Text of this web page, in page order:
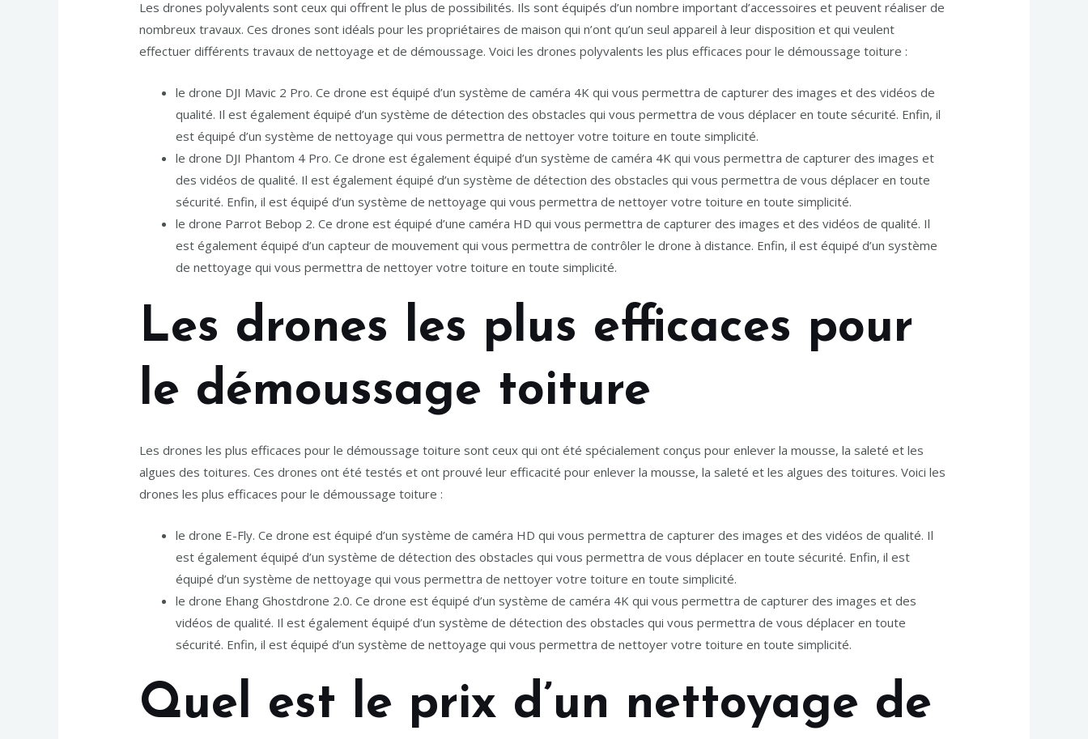
Les drones polyvalents sont ceux qui offrent le plus de possibilités. Ils sont équipés d’un nombre important d’accessoires et peuvent réaliser de
nombreux travaux. Ces drones sont idéals pour les propriétaires de maison qui n’ont qu’un seul appareil à leur disposition et qui veulent
effectuer différents travaux de nettoyage et de démoussage. Voici les drones polyvalents les plus efficaces pour le démoussage toiture :
le drone DJI Mavic 2 Pro. Ce drone est équipé d’un système de caméra 4K qui vous permettra de capturer des images et des vidéos de
qualité. Il est également équipé d’un système de détection des obstacles qui vous permettra de vous déplacer en toute sécurité. Enfin, il
est équipé d’un système de nettoyage qui vous permettra de nettoyer votre toiture en toute simplicité.
le drone DJI Phantom 4 Pro. Ce drone est également équipé d’un système de caméra 4K qui vous permettra de capturer des images et
des vidéos de qualité. Il est également équipé d’un système de détection des obstacles qui vous permettra de vous déplacer en toute
sécurité. Enfin, il est équipé d’un système de nettoyage qui vous permettra de nettoyer votre toiture en toute simplicité.
le drone Parrot Bebop 2. Ce drone est équipé d’une caméra HD qui vous permettra de capturer des images et des vidéos de qualité. Il
est également équipé d’un capteur de mouvement qui vous permettra de contrôler le drone à distance. Enfin, il est équipé d’un système
de nettoyage qui vous permettra de nettoyer votre toiture en toute simplicité.
Les drones les plus efficaces pour
le démoussage toiture
Les drones les plus efficaces pour le démoussage toiture sont ceux qui ont été spécialement conçus pour enlever la mousse, la saleté et les
algues des toitures. Ces drones ont été testés et ont prouvé leur efficacité pour enlever la mousse, la saleté et les algues des toitures. Voici les
drones les plus efficaces pour le démoussage toiture :
le drone E-Fly. Ce drone est équipé d’un système de caméra HD qui vous permettra de capturer des images et des vidéos de qualité. Il
est également équipé d’un système de détection des obstacles qui vous permettra de vous déplacer en toute sécurité. Enfin, il est
équipé d’un système de nettoyage qui vous permettra de nettoyer votre toiture en toute simplicité.
le drone Ehang Ghostdrone 2.0. Ce drone est équipé d’un système de caméra 4K qui vous permettra de capturer des images et des
vidéos de qualité. Il est également équipé d’un système de détection des obstacles qui vous permettra de vous déplacer en toute
sécurité. Enfin, il est équipé d’un système de nettoyage qui vous permettra de nettoyer votre toiture en toute simplicité.
Quel est le prix d’un nettoyage de